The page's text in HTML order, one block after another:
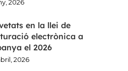
2026
en la llei de
electrònica a
el 2026
2026
FR
ES